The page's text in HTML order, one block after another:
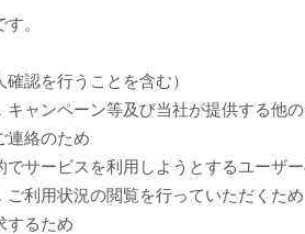
。
認を行うことを含む）
ャンペーン等及び当社が提供する他
連絡のため
サービスを利用しようとするユーザ
利用状況の閲覧を行っていただくため
するため